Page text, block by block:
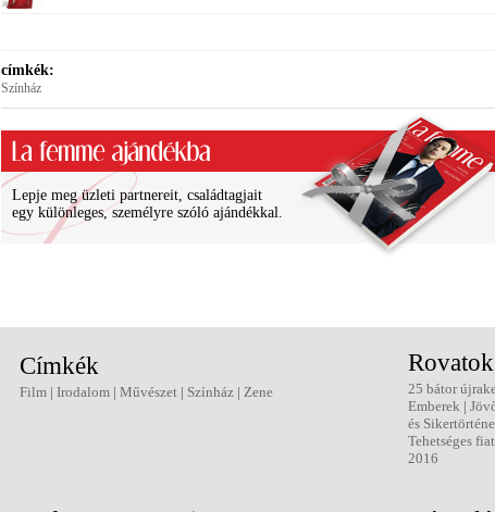
címkék:
Színház
Lepje meg üzleti partnereit, családtagjait
egy különleges, személyre szóló ajándékkal.
Címkék
Film | Irodalom | Művészet | Színház | Zene
Rovatok
25 bátor
Emberek |
és
Tehetséges
2016